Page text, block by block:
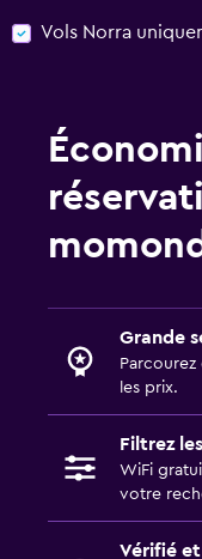
Vols Norra
Grande
les prix.
Filtrez
WiFi
votre
Vérifié